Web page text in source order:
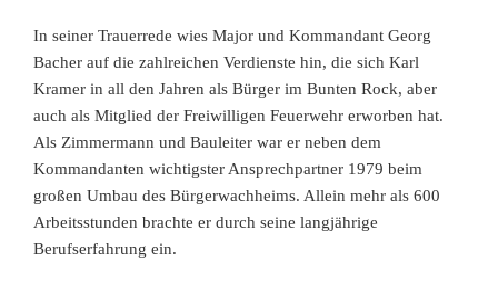
In seiner Trauerrede wies Major und Kommandant Georg
Bacher auf die zahlreichen Verdienste hin, die sich Karl
Kramer in all den Jahren als Bürger im Bunten Rock, aber
auch als Mitglied der Freiwilligen Feuerwehr erworben hat.
Als Zimmermann und Bauleiter war er neben dem
Kommandanten wichtigster Ansprechpartner 1979 beim
großen Umbau des Bürgerwachheims. Allein mehr als 600
Arbeitsstunden brachte er durch seine langjährige
Berufserfahrung ein.